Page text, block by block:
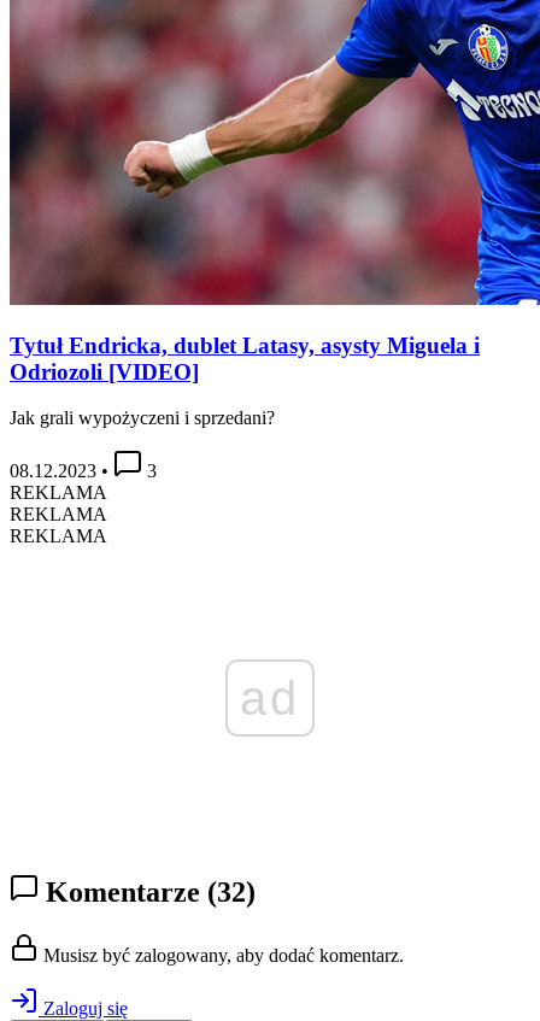
Tytuł Endricka, dublet Latasy, asysty Miguela i
Odriozoli [VIDEO]
Jak grali wypożyczeni i sprzedani?
08.12.2023 •
3
REKLAMA
REKLAMA
REKLAMA
ad
Komentarze (32)
Musisz być zalogowany, aby dodać komentarz.
Zaloguj się